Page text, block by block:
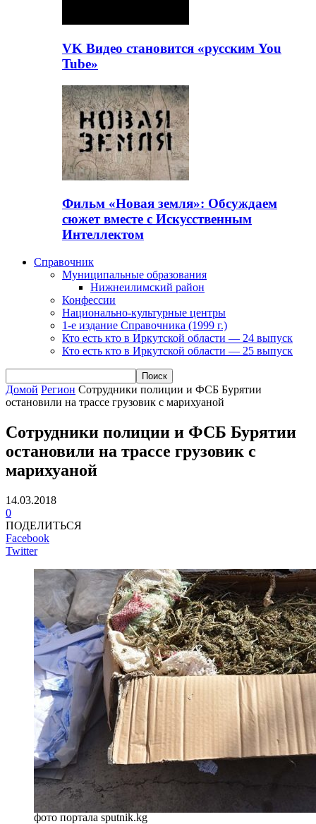
VK Видео становится «русским You
Tube»
Фильм «Новая земля»: Обсуждаем
сюжет вместе с Искусственным
Интеллектом
Справочник
Муниципальные образования
Нижнеилимский район
Конфессии
Национально-культурные центры
1-е издание Справочника (1999 г.)
Кто есть кто в Иркутской области — 24 выпуск
Кто есть кто в Иркутской области — 25 выпуск
Домой Регион Сотрудники полиции и ФСБ Бурятии
остановили на трассе грузовик с марихуаной
Сотрудники полиции и ФСБ Бурятии
остановили на трассе грузовик с
марихуаной
14.03.2018
0
ПОДЕЛИТЬСЯ
Facebook
Twitter
фото портала sputnik.kg